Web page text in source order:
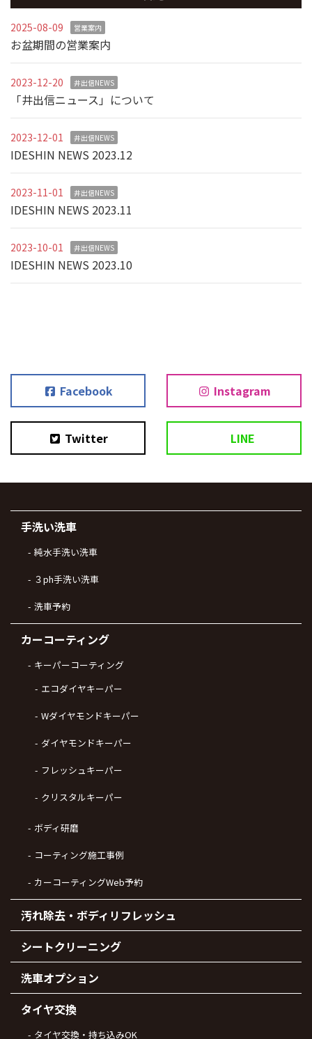
2025-08-09 営業案内
お盆期間の営業案内
2023-12-20 井出信NEWS
「井出信ニュース」について
2023-12-01 井出信NEWS
IDESHIN NEWS 2023.12
2023-11-01 井出信NEWS
IDESHIN NEWS 2023.11
2023-10-01 井出信NEWS
IDESHIN NEWS 2023.10
Facebook Instagram
Twitter LINE
手洗い洗車
純水手洗い洗車
３ph手洗い洗車
洗車予約
カーコーティング
キーパーコーティング
エコダイヤキーパー
Wダイヤモンドキーパー
ダイヤモンドキーパー
フレッシュキーパー
クリスタルキーパー
ボディ研磨
コーティング施工事例
カーコーティングWeb予約
汚れ除去・ボディリフレッシュ
シートクリーニング
洗車オプション
タイヤ交換
タイヤ交換・持ち込みOK